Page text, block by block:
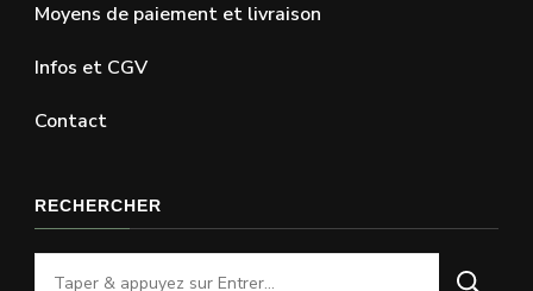
Moyens de paiement et livraison
Infos et CGV
Contact
RECHERCHER
Vous